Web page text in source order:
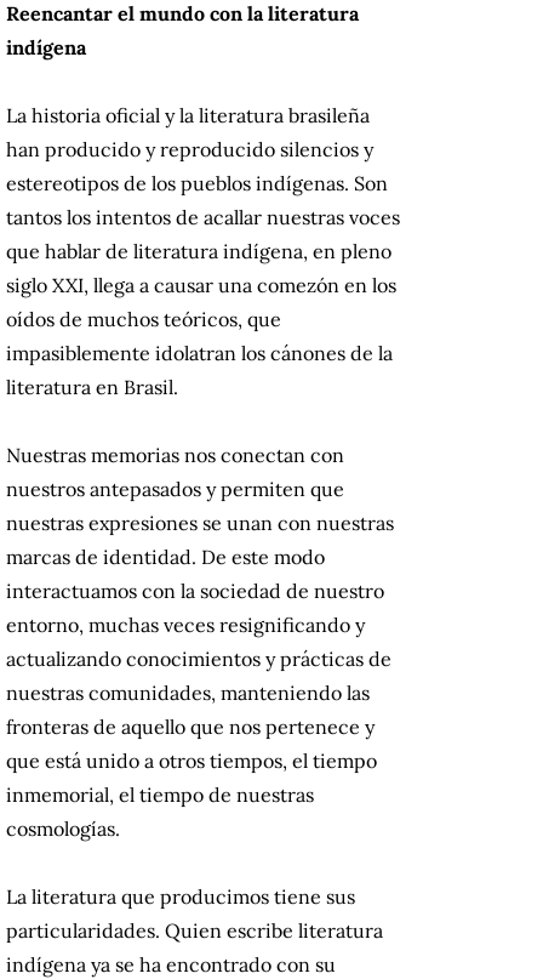
Reencantar el mundo con la literatura
indígena
La historia oficial y la literatura brasileña
han producido y reproducido silencios y
estereotipos de los pueblos indígenas. Son
tantos los intentos de acallar nuestras voces
que hablar de literatura indígena, en pleno
siglo XXI, llega a causar una comezón en los
oídos de muchos teóricos, que
impasiblemente idolatran los cánones de la
literatura en Brasil.
Nuestras memorias nos conectan con
nuestros antepasados y permiten que
nuestras expresiones se unan con nuestras
marcas de identidad. De este modo
interactuamos con la sociedad de nuestro
entorno, muchas veces resignificando y
actualizando conocimientos y prácticas de
nuestras comunidades, manteniendo las
fronteras de aquello que nos pertenece y
que está unido a otros tiempos, el tiempo
inmemorial, el tiempo de nuestras
cosmologías.
La literatura que producimos tiene sus
particularidades. Quien escribe literatura
indígena ya se ha encontrado con su